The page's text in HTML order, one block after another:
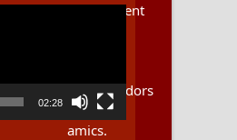
02:28
recolzament
col·laboradors
amics.